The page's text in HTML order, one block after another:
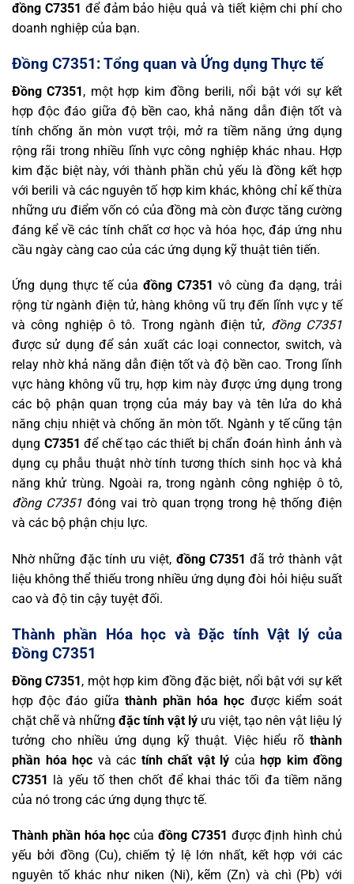
đồng C7351 để đảm bảo hiệu quả và tiết kiệm chi phí cho
doanh nghiệp của bạn.
Đồng C7351: Tổng quan và Ứng dụng Thực tế
Đồng C7351, một hợp kim đồng berili, nổi bật với sự kết
hợp độc đáo giữa độ bền cao, khả năng dẫn điện tốt và
tính chống ăn mòn vượt trội, mở ra tiềm năng ứng dụng
rộng rãi trong nhiều lĩnh vực công nghiệp khác nhau. Hợp
kim đặc biệt này, với thành phần chủ yếu là đồng kết hợp
với berili và các nguyên tố hợp kim khác, không chỉ kế thừa
những ưu điểm vốn có của đồng mà còn được tăng cường
đáng kể về các tính chất cơ học và hóa học, đáp ứng nhu
cầu ngày càng cao của các ứng dụng kỹ thuật tiên tiến.
Ứng dụng thực tế của đồng C7351 vô cùng đa dạng, trải
rộng từ ngành điện tử, hàng không vũ trụ đến lĩnh vực y tế
và công nghiệp ô tô. Trong ngành điện tử, đồng C7351
được sử dụng để sản xuất các loại connector, switch, và
relay nhờ khả năng dẫn điện tốt và độ bền cao. Trong lĩnh
vực hàng không vũ trụ, hợp kim này được ứng dụng trong
các bộ phận quan trọng của máy bay và tên lửa do khả
năng chịu nhiệt và chống ăn mòn tốt. Ngành y tế cũng tận
dụng C7351 để chế tạo các thiết bị chẩn đoán hình ảnh và
dụng cụ phẫu thuật nhờ tính tương thích sinh học và khả
năng khử trùng. Ngoài ra, trong ngành công nghiệp ô tô,
đồng C7351đóng vai trò quan trọng trong hệ thống điện
và các bộ phận chịu lực.
Nhờ những đặc tính ưu việt, đồng C7351 đã trở thành vật
liệu không thể thiếu trong nhiều ứng dụng đòi hỏi hiệu suất
cao và độ tin cậy tuyệt đối.
Thành phần Hóa học và Đặc tính Vật lý của
Đồng C7351
Đồng C7351, một hợp kim đồng đặc biệt, nổi bật với sự kết
hợp độc đáo giữa thành phần hóa học được kiểm soát
chặt chẽ và những đặc tính vật lý ưu việt, tạo nên vật liệu lý
tưởng cho nhiều ứng dụng kỹ thuật. Việc hiểu rõ thành
phần hóa học và các tính chất vật lý của hợp kim đồng
C7351 là yếu tố then chốt để khai thác tối đa tiềm năng
của nó trong các ứng dụng thực tế.
Thành phần hóa học củađồng C7351 được định hình chủ
yếu bởi đồng (Cu), chiếm tỷ lệ lớn nhất, kết hợp với các
nguyên tố khác như niken (Ni), kẽm (Zn) và chì (Pb) với